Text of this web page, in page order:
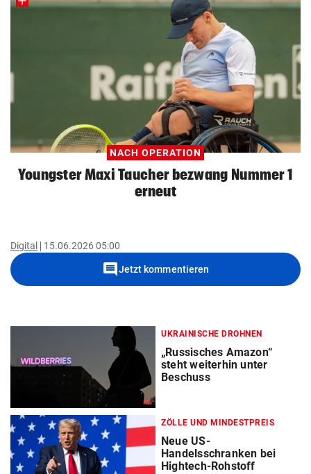
NACH OPERATION
Youngster Maxi Taucher bezwang Nummer 1
erneut
Digital 15.06.2026 05:00
commentJetzt kommentieren
UKRAINISCHE DROHNEN
„Russisches Amazon“
steht weiterhin unter
Beschuss
ZÖLLE UND MINDESTPREIS
Neue US-
Handelsschranken bei
Hightech-Rohstoff